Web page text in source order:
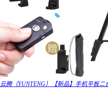
云腾（YUNTENG）【新品】手机平板